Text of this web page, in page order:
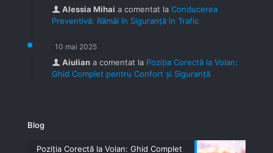
Alessia Mihai a comentat la Conducerea
Preventivă: Rămâi în Siguranță în Trafic
10 mai 2025
Aiulian a comentat la Poziția Corectă la Volan:
Ghid Complet pentru Confort și Siguranță
Blog
Poziția Corectă la Volan: Ghid Complet